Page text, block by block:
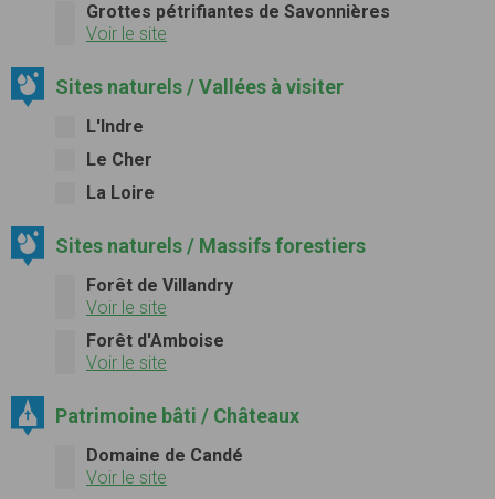
Grottes pétrifiantes de Savonnières
Voir le site
Sites naturels / Vallées à visiter
L'Indre
Le Cher
La Loire
Sites naturels / Massifs forestiers
Forêt de Villandry
Voir le site
Forêt d'Amboise
Voir le site
Patrimoine bâti / Châteaux
Domaine de Candé
Voir le site